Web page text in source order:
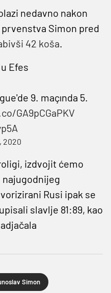
nedavno nakon
Simon pred
42 koša.
Efes
9. maçında 5.
GA9pCGaPKV
2020
izdvojit ćemo
najugodnijeg
Rusi ipak se
slavlje 81:89, kao
Simon